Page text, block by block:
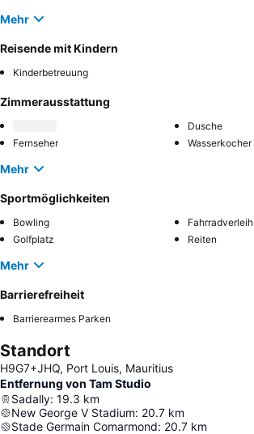
Mehr
Reisende mit Kindern
Kinderbetreuung
Zimmerausstattung
Dusche
Fernseher
Wasserkocher
Mehr
Sportmöglichkeiten
Bowling
Fahrradverleih
Golfplatz
Reiten
Mehr
Barrierefreiheit
Barrierearmes Parken
Standort
H9G7+JHQ, Port Louis, Mauritius
Entfernung von Tam Studio
Sadally: 19.3 km
New George V Stadium: 20.7 km
Stade Germain Comarmond: 20.7 km